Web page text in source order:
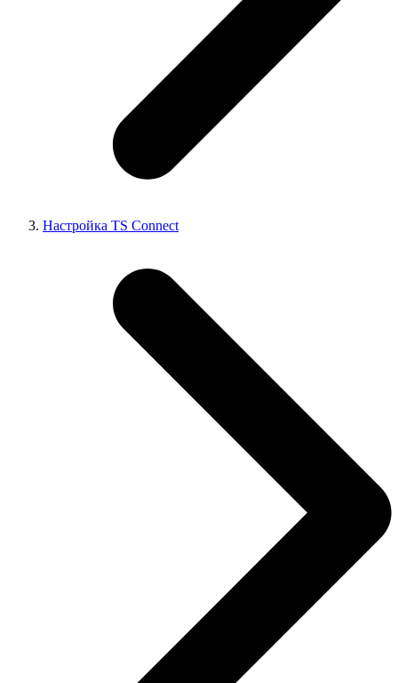
Настройка TS Connect